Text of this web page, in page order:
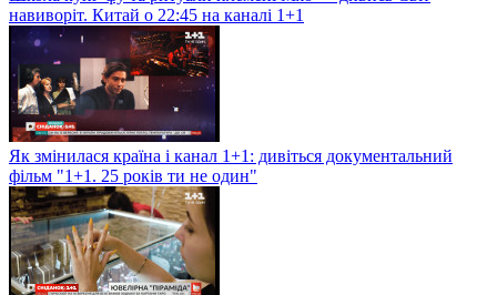
навиворіт. Китай о 22:45 на каналі 1+1
Як змінилася країна і канал 1+1: дивіться документальний
фільм "1+1. 25 років ти не один"